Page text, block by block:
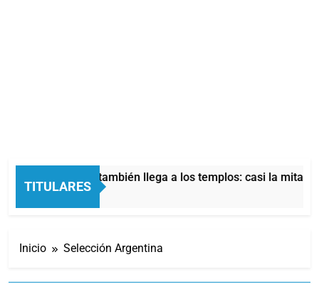
TITULARES
también llega a los templos: casi la mitad de
Inicio Selección Argentina